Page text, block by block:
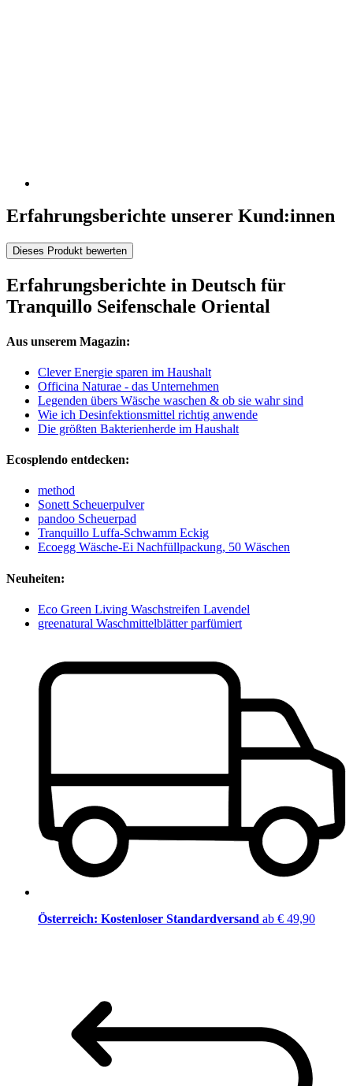
Erfahrungsberichte unserer Kund:innen
Dieses Produkt bewerten
Erfahrungsberichte in Deutsch für
Tranquillo Seifenschale Oriental
Aus unserem Magazin:
Clever Energie sparen im Haushalt
Officina Naturae - das Unternehmen
Legenden übers Wäsche waschen & ob sie wahr sind
Wie ich Desinfektionsmittel richtig anwende
Die größten Bakterienherde im Haushalt
Ecosplendo entdecken:
method
Sonett Scheuerpulver
pandoo Scheuerpad
Tranquillo Luffa-Schwamm Eckig
Ecoegg Wäsche-Ei Nachfüllpackung, 50 Wäschen
Neuheiten:
Eco Green Living Waschstreifen Lavendel
greenatural Waschmittelblätter parfümiert
Österreich: Kostenloser Standardversand ab € 49,90